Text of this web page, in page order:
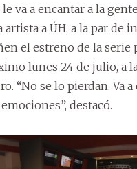
va a encantar a la
artista a ÚH, a la par de
el estreno de la serie
lunes 24 de julio, a
“No se lo pierdan. Va
destacó.